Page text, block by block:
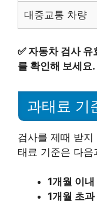
대중교통 차량
✅ 자동차 검사 유
를 확인해 보세요.
과태료 기
검사를 제때 받
태료 기준은 다음
1개월 이내
1개월 초